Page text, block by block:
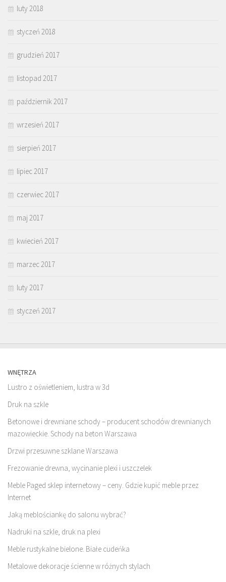
luty 2018
styczeń 2018
grudzień 2017
listopad 2017
październik 2017
wrzesień 2017
sierpień 2017
lipiec 2017
czerwiec 2017
maj 2017
kwiecień 2017
marzec 2017
luty 2017
styczeń 2017
WNĘTRZA
Lustro z oświetleniem, lustra w 3d
Druk na szkle
Betonowe i drewniane schody – producent schodów drewnianych
mazowieckie. Schody na beton Warszawa
Drzwi przesuwne szklane Warszawa
Frezowanie drewna, wycinanie plexi i uszczelek
Meble Paged sklep internetowy – ceny. Gdzie kupić meble przez
Internet
Jaką meblościankę do salonu wybrać?
Nadruki na szkle, druk na plexi
Meble rustykalne bielone. Białe cudeńka
Metalowe dekoracje ścienne w różnych stylach